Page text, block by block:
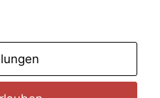
Marketing
Wir speichern
anonyme Daten ab,